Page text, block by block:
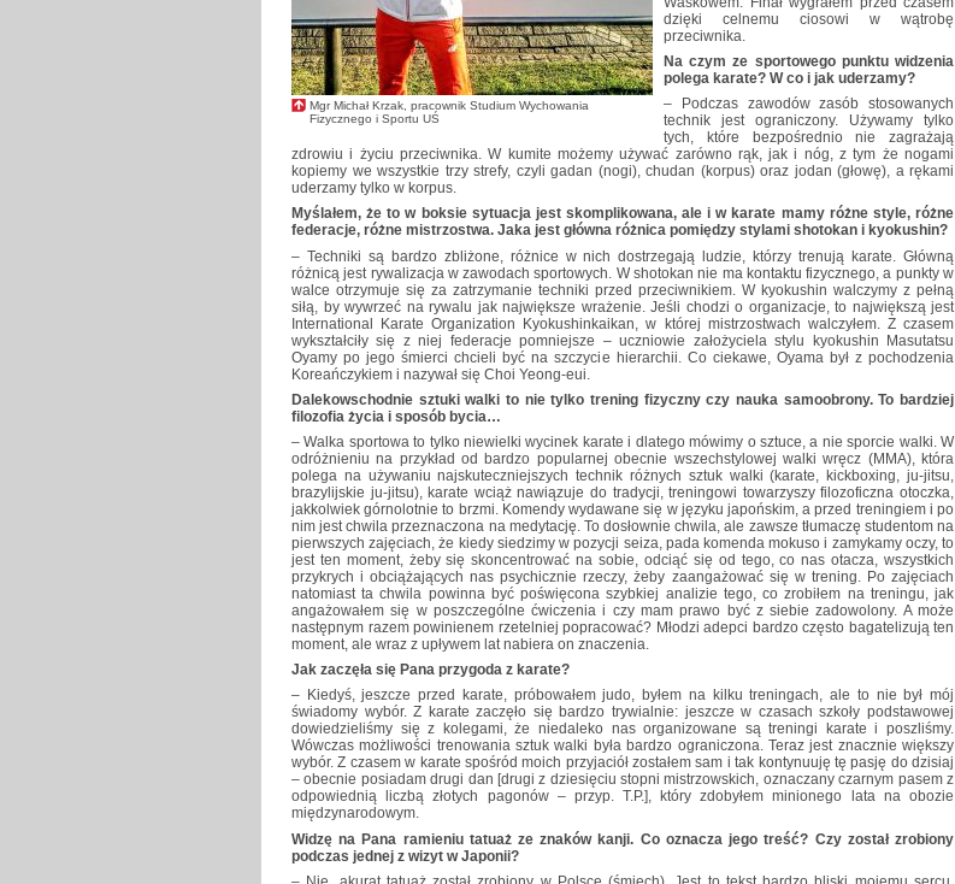
Mgr Michał Krzak, pracownik Studium Wychowania
Fizycznego i Sportu UŚ
dzięki celnemu ciosowi w wątrobę
przeciwnika.
Na czym ze sportowego punktu widzenia
polega karate? W co i jak uderzamy?
– Podczas zawodów zasób stosowanych
technik jest ograniczony. Używamy tylko
tych, które bezpośrednio nie zagrażają
zdrowiu i życiu przeciwnika. W kumite możemy używać zarówno rąk, jak i nóg, z tym że nogami
kopiemy we wszystkie trzy strefy, czyli gadan (nogi), chudan (korpus) oraz jodan (głowę), a rękami
uderzamy tylko w korpus.
Myślałem, że to w boksie sytuacja jest skomplikowana, ale i w karate mamy różne style, różne
federacje, różne mistrzostwa. Jaka jest główna różnica pomiędzy stylami shotokan i kyokushin?
– Techniki są bardzo zbliżone, różnice w nich dostrzegają ludzie, którzy trenują karate. Główną
różnicą jest rywalizacja w zawodach sportowych. W shotokan nie ma kontaktu fizycznego, a punkty w
walce otrzymuje się za zatrzymanie techniki przed przeciwnikiem. W kyokushin walczymy z pełną
siłą, by wywrzeć na rywalu jak największe wrażenie. Jeśli chodzi o organizacje, to największą jest
International Karate Organization Kyokushinkaikan, w której mistrzostwach walczyłem. Z czasem
wykształciły się z niej federacje pomniejsze – uczniowie założyciela stylu kyokushin Masutatsu
Oyamy po jego śmierci chcieli być na szczycie hierarchii. Co ciekawe, Oyama był z pochodzenia
Koreańczykiem i nazywał się Choi Yeong-eui.
Dalekowschodnie sztuki walki to nie tylko trening fizyczny czy nauka samoobrony. To bardziej
filozofia życia i sposób bycia…
– Walka sportowa to tylko niewielki wycinek karate i dlatego mówimy o sztuce, a nie sporcie walki. W
odróżnieniu na przykład od bardzo popularnej obecnie wszechstylowej walki wręcz (MMA), która
polega na używaniu najskuteczniejszych technik różnych sztuk walki (karate, kickboxing, ju-jitsu,
brazylijskie ju-jitsu), karate wciąż nawiązuje do tradycji, treningowi towarzyszy filozoficzna otoczka,
jakkolwiek górnolotnie to brzmi. Komendy wydawane się w języku japońskim, a przed treningiem i po
nim jest chwila przeznaczona na medytację. To dosłownie chwila, ale zawsze tłumaczę studentom na
pierwszych zajęciach, że kiedy siedzimy w pozycji seiza, pada komenda mokuso i zamykamy oczy, to
jest ten moment, żeby się skoncentrować na sobie, odciąć się od tego, co nas otacza, wszystkich
przykrych i obciążających nas psychicznie rzeczy, żeby zaangażować się w trening. Po zajęciach
natomiast ta chwila powinna być poświęcona szybkiej analizie tego, co zrobiłem na treningu, jak
angażowałem się w poszczególne ćwiczenia i czy mam prawo być z siebie zadowolony. A może
następnym razem powinienem rzetelniej popracować? Młodzi adepci bardzo często bagatelizują ten
moment, ale wraz z upływem lat nabiera on znaczenia.
Jak zaczęła się Pana przygoda z karate?
– Kiedyś, jeszcze przed karate, próbowałem judo, byłem na kilku treningach, ale to nie był mój
świadomy wybór. Z karate zaczęło się bardzo trywialnie: jeszcze w czasach szkoły podstawowej
dowiedzieliśmy się z kolegami, że niedaleko nas organizowane są treningi karate i poszliśmy.
Wówczas możliwości trenowania sztuk walki była bardzo ograniczona. Teraz jest znacznie większy
wybór. Z czasem w karate spośród moich przyjaciół zostałem sam i tak kontynuuję tę pasję do dzisiaj
– obecnie posiadam drugi dan [drugi z dziesięciu stopni mistrzowskich, oznaczany czarnym pasem z
odpowiednią liczbą złotych pagonów – przyp. T.P.], który zdobyłem minionego lata na obozie
międzynarodowym.
Widzę na Pana ramieniu tatuaż ze znaków kanji. Co oznacza jego treść? Czy został zrobiony
podczas jednej z wizyt w Japonii?